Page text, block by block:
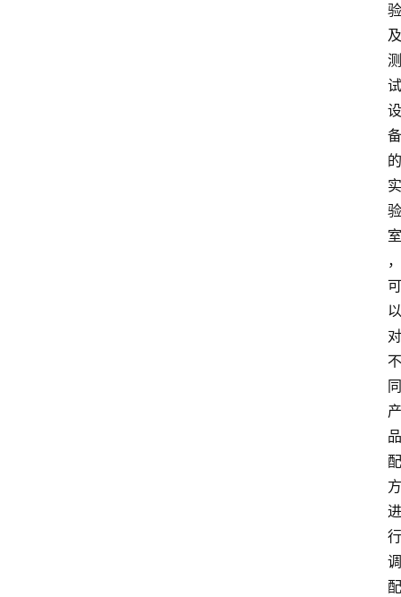
验
及
测
试
设
备
的
实
验
室
，
可
以
对
不
同
产
品
配
方
进
行
调
配